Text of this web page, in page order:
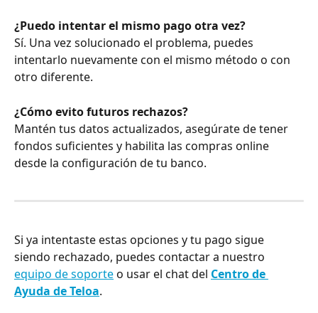
¿Puedo intentar el mismo pago otra vez?
Sí. Una vez solucionado el problema, puedes
intentarlo nuevamente con el mismo método o con
otro diferente.
¿Cómo evito futuros rechazos?
Mantén tus datos actualizados, asegúrate de tener
fondos suficientes y habilita las compras online
desde la configuración de tu banco.
Si ya intentaste estas opciones y tu pago sigue
siendo rechazado, puedes contactar a nuestro
equipo de soporte o usar el chat del Centro de
Ayuda de Teloa.